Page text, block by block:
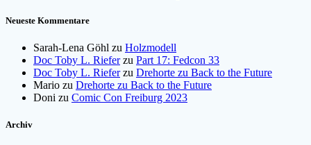
Neueste Kommentare
Sarah-Lena Göhl zu Holzmodell
Doc Toby L. Rieferzu Part 17: Fedcon 33
Doc Toby L. Rieferzu Drehorte zu Back to the Future
Mario zu Drehorte zu Back to the Future
Doni zu Comic Con Freiburg 2023
Archiv